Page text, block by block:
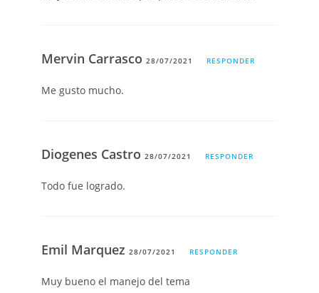
Mervin Carrasco28/07/2021 RESPONDER
Me gusto mucho.
Diogenes Castro28/07/2021 RESPONDER
Todo fue logrado.
Emil Marquez28/07/2021 RESPONDER
Muy bueno el manejo del tema